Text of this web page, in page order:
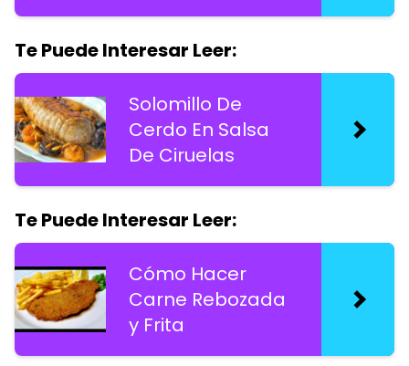
Te Puede Interesar Leer:
Solomillo De
Cerdo En Salsa
De Ciruelas
Te Puede Interesar Leer:
Cómo Hacer
Carne Rebozada
y Frita